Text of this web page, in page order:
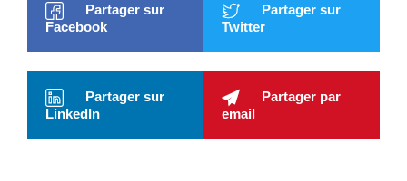
Partager sur
Facebook
Partager sur
Twitter
Partager sur
LinkedIn
Partager par
email